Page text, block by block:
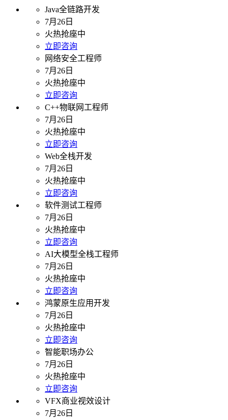
Java全链路开发
7月26日
火热抢座中
立即咨询
网络安全工程师
7月26日
火热抢座中
立即咨询
C++物联网工程师
7月26日
火热抢座中
立即咨询
Web全栈开发
7月26日
火热抢座中
立即咨询
软件测试工程师
7月26日
火热抢座中
立即咨询
AI大模型全栈工程师
7月26日
火热抢座中
立即咨询
鸿蒙原生应用开发
7月26日
火热抢座中
立即咨询
智能职场办公
7月26日
火热抢座中
立即咨询
VFX商业视效设计
7月26日